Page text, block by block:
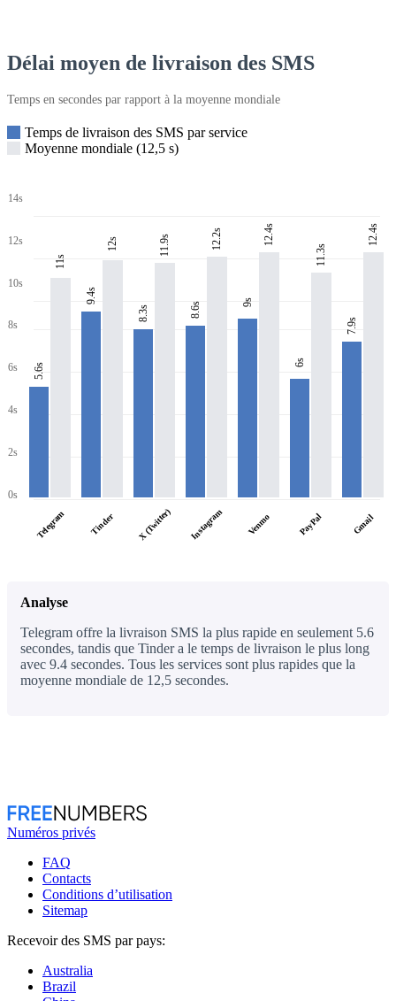
Délai moyen de livraison des SMS
Temps en secondes par rapport à la moyenne mondiale
Temps de livraison des SMS par service
Moyenne mondiale (12,5 s)
14s
12s
10s
8s
6s
4s
2s
0s
5.6s
11s
Telegram
9.4s
12s
Tinder
8.3s
11.9s
X (Twitter)
8.6s
12.2s
Instagram
9s
12.4s
Venmo
6s
11.3s
PayPal
7.9s
12.4s
Gmail
Analyse
Telegram offre la livraison SMS la plus rapide en seulement 5.6
secondes, tandis que Tinder a le temps de livraison le plus long
avec 9.4 secondes. Tous les services sont plus rapides que la
moyenne mondiale de 12,5 secondes.
Numéros privés
FAQ
Contacts
Conditions d’utilisation
Sitemap
Recevoir des SMS par pays:
Australia
Brazil